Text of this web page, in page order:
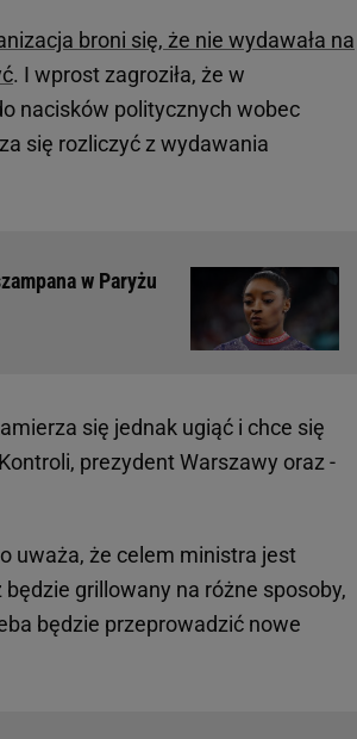
broni się, że nie wydawała na
. I wprost zagroziła, że w
nacisków politycznych wobec
się rozliczyć z wydawania
w Paryżu
się jednak ugiąć i chce się
prezydent Warszawy oraz -
uważa, że celem ministra jest
grillowany na różne sposoby,
będzie przeprowadzić nowe